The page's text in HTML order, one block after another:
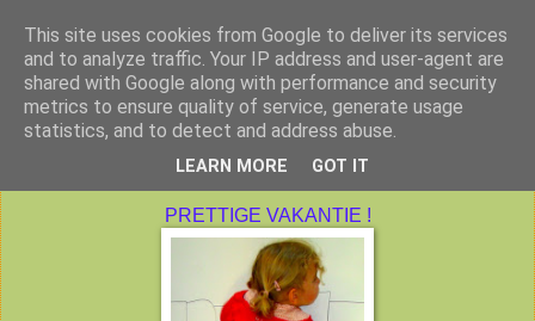
Peuterklas VBS De Klimtoren
PRETTIGE VAKANTIE !
This site uses cookies from Google to deliver its services
and to analyze traffic. Your IP address and user-agent are
shared with Google along with performance and security
metrics to ensure quality of service, generate usage
statistics, and to detect and address abuse.
LEARN MORE GOT IT